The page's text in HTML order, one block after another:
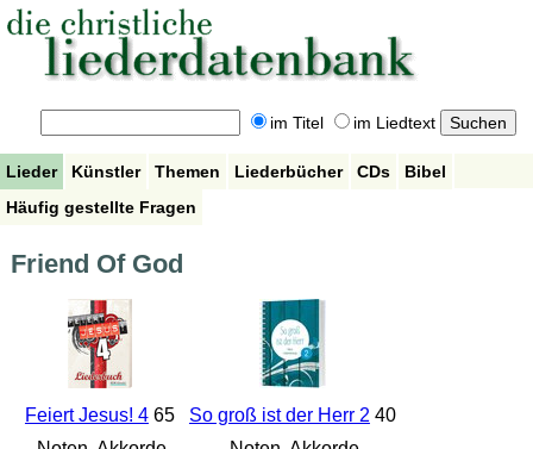
im Titel im Liedtext
Lieder Künstler Themen Liederbücher CDs
Bibel
Häufig gestellte Fragen
Friend Of God
Feiert Jesus! 465
So groß ist der Herr 2 40